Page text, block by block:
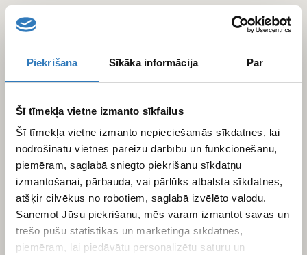
Piekrišana Sīkāka informācija Par
Šī tīmekļa vietne izmanto sīkfailus
Šī tīmekļa vietne izmanto nepieciešamās sīkdatnes, lai
nodrošinātu vietnes pareizu darbību un funkcionēšanu,
piemēram, saglabā sniegto piekrišanu sīkdatņu
izmantošanai, pārbauda, vai pārlūks atbalsta sīkdatnes,
atšķir cilvēkus no robotiem, saglabā izvēlēto valodu.
Saņemot Jūsu piekrišanu, mēs varam izmantot savas un
trešo pušu statistikas un mārketinga sīkdatnes,
piemēram, lai piedāvātu personalizētu saturu un
Skip
main
content